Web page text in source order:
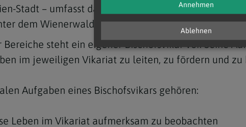
Stadt – umfasst das Gebiet der Stadt Wien
dem Wienerwald – umfasst das Industrieviertel
Bereiche steht ein eigener Bischofsvikar vor. Seine
im jeweiligen Vikariat zu leiten, zu fördern und zu
Aufgaben eines Bischofsvikars gehören:
Leben im Vikariat aufmerksam zu beobachten
Ablehnen
Annehmen